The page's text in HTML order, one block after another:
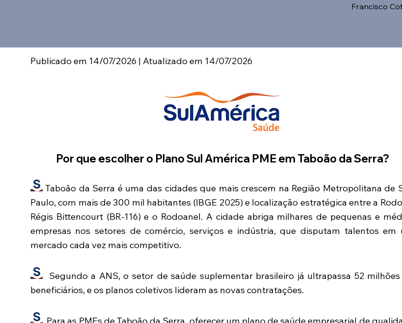
Francisco
Publicado em 14/07/2026 | Atualizado em 14/07/2026
Por que escolher o Plano Sul América PME em Taboão da Serra?
Taboão da Serra é uma das cidades que mais crescem na Região Metropolitana de
Paulo, com mais de 300 mil habitantes (IBGE 2025) e localização estratégica entre a
Régis Bittencourt (BR-116) e o Rodoanel. A cidade abriga milhares de pequenas e
empresas nos setores de comércio, serviços e indústria, que disputam talentos em
mercado cada vez mais competitivo.
Segundo a ANS, o setor de saúde suplementar brasileiro já ultrapassa 52
beneficiários, e os planos coletivos lideram as novas contratações.